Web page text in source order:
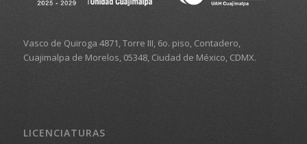
Vasco de Quiroga 4871, Torre III, 6o. piso, Contadero,
Cuajimalpa de Morelos, 05348, Ciudad de México, CDMX.
LICENCIATURAS